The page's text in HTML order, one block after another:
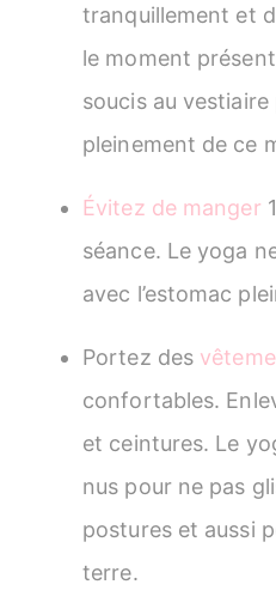
tranquillement et
le moment
soucis au
pleinement de ce
Évitez de manger
séance. Le yoga
avec l’estomac
Portez des
confortables.
et ceintures. Le
nus pour ne pas
postures et aussi
terre.